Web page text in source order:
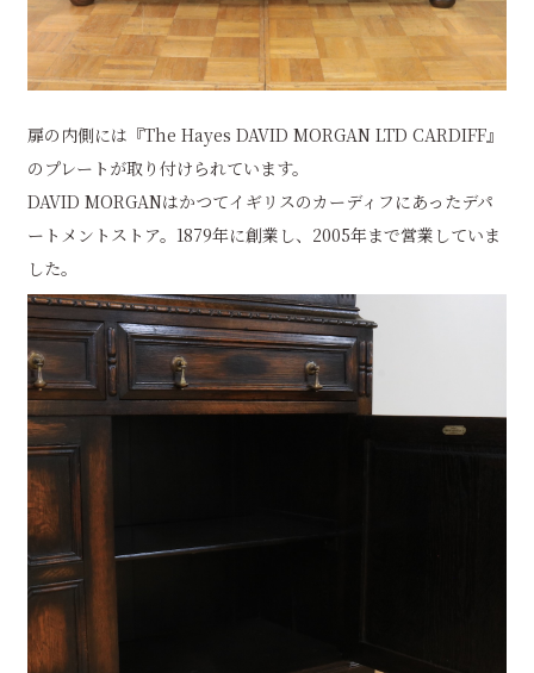
扉の内側には『The Hayes DAVID MORGAN LTD CARDIFF』
のプレートが取り付けられています。
DAVID MORGANはかつてイギリスのカーディフにあったデパ
ートメントストア。1879年に創業し、2005年まで営業していま
した。